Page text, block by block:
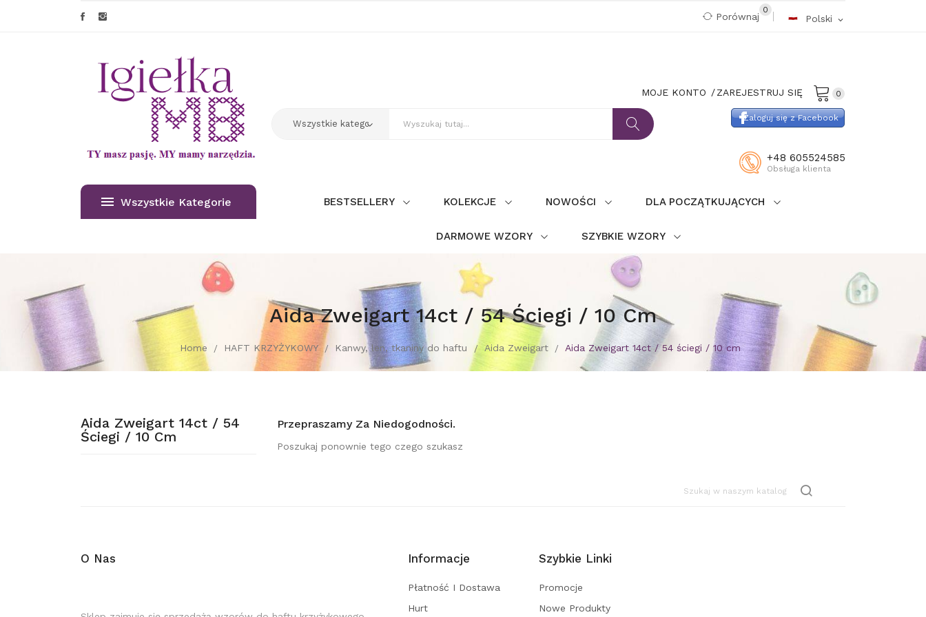
Polski expand_more
Porównaj
0
0
MOJE KONTO ZAREJESTRUJ SIĘ
+48 605524585
Obsługa klienta
Zaloguj się z Facebook
Wszystkie Kategorie BESTSELLERY KOLEKCJE NOWOŚCI DLA POCZĄTKUJĄCYCH
DARMOWE WZORY SZYBKIE WZORY
Aida Zweigart 14ct / 54 Ściegi / 10 Cm
Home HAFT KRZYŻYKOWY Kanwy, len, tkaniny do haftu Aida Zweigart Aida Zweigart 14ct / 54 ściegi / 10 cm
Aida Zweigart 14ct / 54
Ściegi / 10 Cm
Przepraszamy Za Niedogodności.
Poszukaj ponownie tego czego szukasz
O Nas Informacje
Płatność I Dostawa
Hurt
Szybkie Linki
Promocje
Nowe Produkty